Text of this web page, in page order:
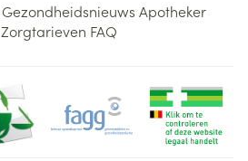
Gezondheidsnieuws Apotheker
Zorgtarieven FAQ